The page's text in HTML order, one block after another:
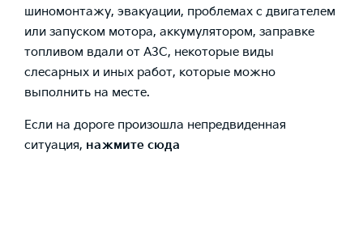
шиномонтажу, эвакуации, проблемах с двигателем
или запуском мотора, аккумулятором, заправке
топливом вдали от АЗС, некоторые виды
слесарных и иных работ, которые можно
выполнить на месте.
Если на дороге произошла непредвиденная
ситуация, нажмите сюда